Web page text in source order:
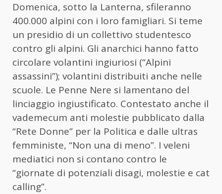
Domenica, sotto la Lanterna, sfileranno
400.000 alpini con i loro famigliari. Si teme
un presidio di un collettivo studentesco
contro gli alpini. Gli anarchici hanno fatto
circolare volantini ingiuriosi (“Alpini
assassini”); volantini distribuiti anche nelle
scuole. Le Penne Nere si lamentano del
linciaggio ingiustificato. Contestato anche il
vademecum anti molestie pubblicato dalla
“Rete Donne” per la Politica e dalle ultras
femministe, “Non una di meno”. I veleni
mediatici non si contano contro le
“giornate di potenziali disagi, molestie e cat
calling”.